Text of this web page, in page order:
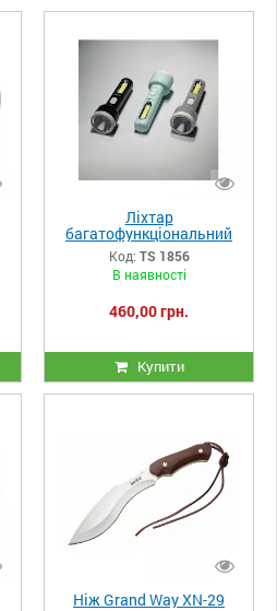
Ліхтар
багатофункціональний
Tyross TS 1856
Код: TS 1856
В наявності
460,00 грн.
Купити
Ніж Grand Way XN-29